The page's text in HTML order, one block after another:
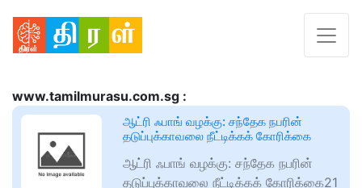
www.tamilmurasu.com.sg :
ஆட்ரி ஃபாங் வழக்கு: சந்தேக நபரின்
தடுப்புக்காவலை நீட்டிக்கக் கோரிக்கை
ஆட்ரி ஃபாங் வழக்கு: சந்தேக நபரின்
தடுப்புக்காவலை நீட்டிக்கக் கோரிக்கை21